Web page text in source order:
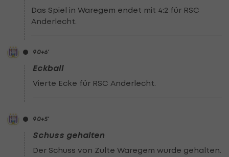
Das Spiel in Waregem endet mit 4:2 für RSC
Anderlecht.
90+6'
Eckball
Vierte Ecke für RSC Anderlecht.
90+5'
Schuss gehalten
Der Schuss von Zulte Waregem wurde gehalten.